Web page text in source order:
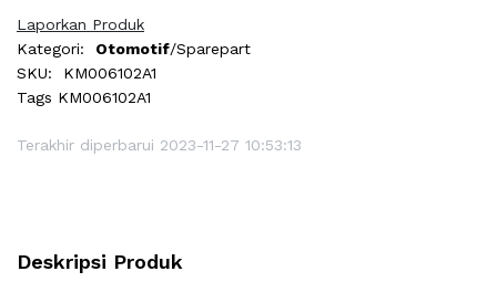
Laporkan Produk
Kategori:
Otomotif/Sparepart
SKU:
KM006102A1
Tags KM006102A1
Terakhir diperbarui 2023-11-27 10:53:13
Deskripsi Produk